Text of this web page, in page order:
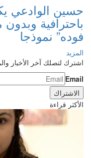
حسين الوادعي
باحترافية
فوده” نموذجا
المزيد
اشترك لتصلك آخر الأخبار
Email
الأكثر قراءة